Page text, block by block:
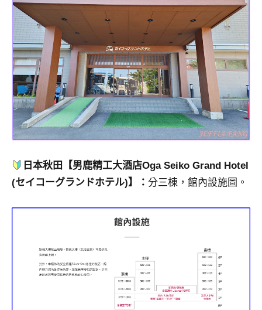
旅
遊
雜
誌
專
欄、
觀
光
局
合
達
對
日本秋田【男鹿精工大酒店Oga Seiko Grand Hotel
(セイコーグランドホテル)】： 分三棟，館內設施圖。